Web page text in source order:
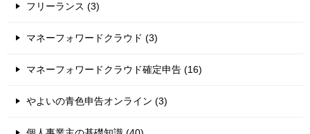
フリーランス (3)
マネーフォワードクラウド (3)
マネーフォワードクラウド確定申告 (16)
やよいの青色申告オンライン (3)